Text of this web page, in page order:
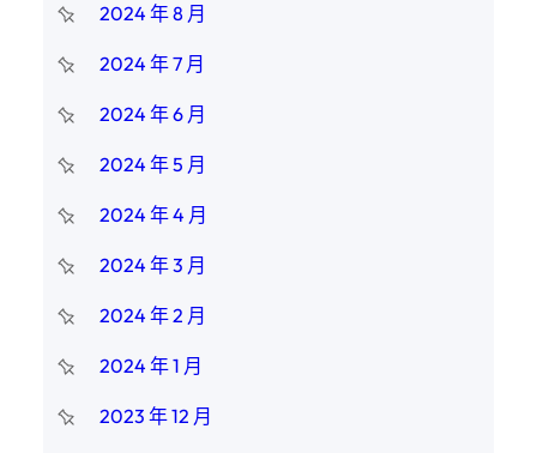
2024 年 8 月
2024 年 7 月
2024 年 6 月
2024 年 5 月
2024 年 4 月
2024 年 3 月
2024 年 2 月
2024 年 1 月
2023 年 12 月